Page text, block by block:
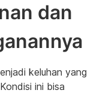
dan
keluhan yang
ini bisa